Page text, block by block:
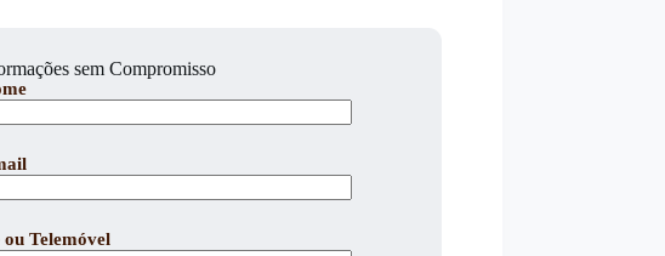
sem Compromisso
ou Telemóvel